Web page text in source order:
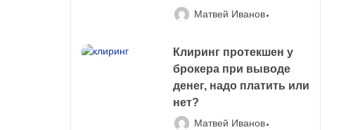
Матвей Иванов
Клиринг протекшен у
брокера при выводе
денег, надо платить или
нет?
Матвей Иванов